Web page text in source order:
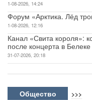
1-08-2026, 14:24
Форум «Арктика. Лёд
1-08-2026, 12:16
Канал «Свита короля»:
после концерта в Белеке
31-07-2026, 20:18
Общество >>>